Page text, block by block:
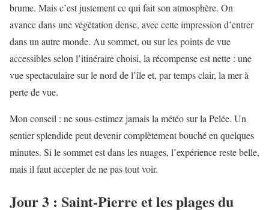
brume. Mais c’est justement ce qui fait son atmosphère. On
avance dans une végétation dense, avec cette impression d’entrer
dans un autre monde. Au sommet, ou sur les points de vue
accessibles selon l’itinéraire choisi, la récompense est nette : une
vue spectaculaire sur le nord de l’île et, par temps clair, la mer à
perte de vue.
Mon conseil : ne sous-estimez jamais la météo sur la Pelée. Un
sentier splendide peut devenir complètement bouché en quelques
minutes. Si le sommet est dans les nuages, l’expérience reste belle,
mais il faut accepter de ne pas tout voir.
Jour 3 : Saint-Pierre et les plages du